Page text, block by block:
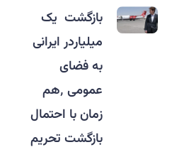
بازگشت یک
میلیاردر ایرانی
به فضای
عمومی ٬هم
زمان با احتمال
بازگشت تحریم